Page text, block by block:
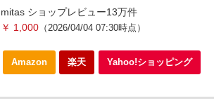
mitas ショップレビュー13万件
￥ 1,000（2026/04/04 07:30時点）
Amazon 楽天 Yahoo!ショッピング